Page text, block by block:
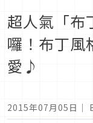
超人氣「布
囉！布丁風
愛♪
2015年07月05日 ｜